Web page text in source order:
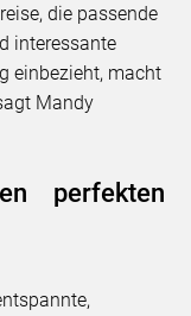
die passende
interessante
einbezieht, macht
Mandy
perfekten